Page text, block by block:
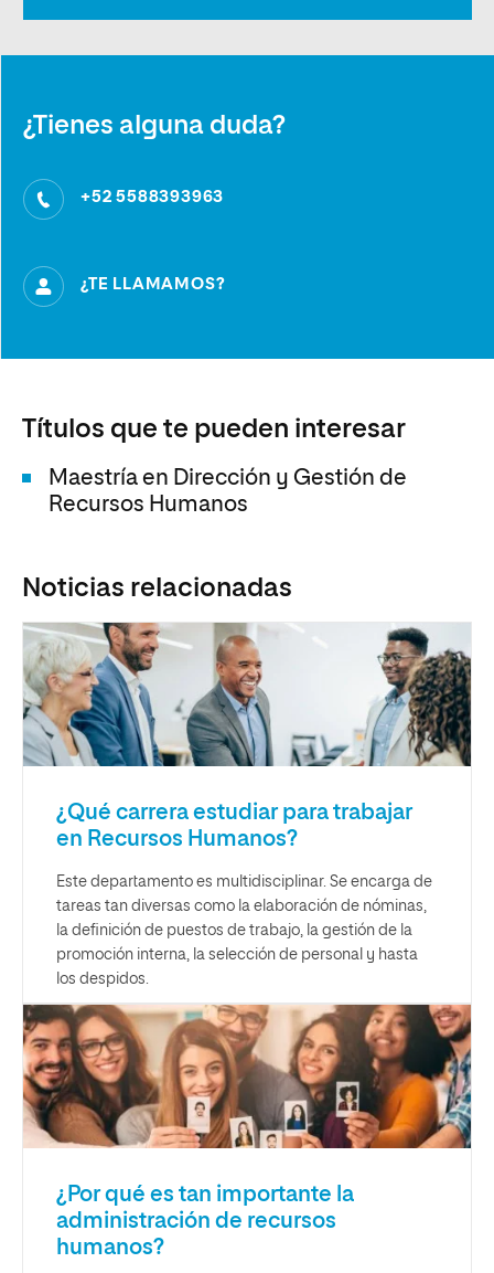
¿Tienes alguna duda?
+52 5588393963
¿TE LLAMAMOS?
Títulos que te pueden interesar
Maestría en Dirección y Gestión de
Recursos Humanos
Noticias relacionadas
¿Qué carrera estudiar para trabajar
en Recursos Humanos?
Este departamento es multidisciplinar. Se encarga de
tareas tan diversas como la elaboración de nóminas,
la definición de puestos de trabajo, la gestión de la
promoción interna, la selección de personal y hasta
los despidos.
¿Por qué es tan importante la
administración de recursos
humanos?